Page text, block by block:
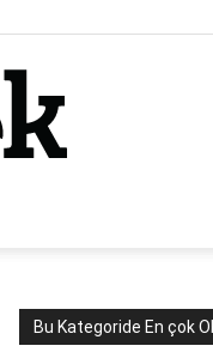
Bu Kategoride En çok